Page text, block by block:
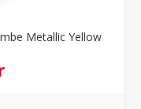
Metallic Yellow